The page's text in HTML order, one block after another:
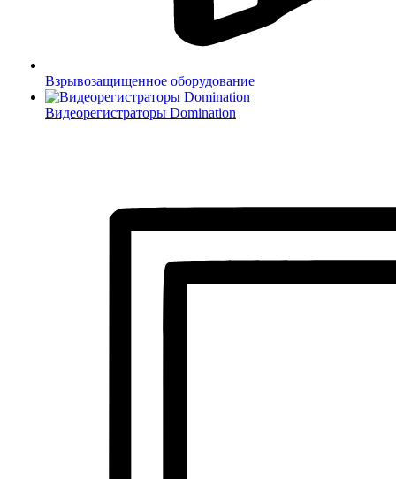
Взрывозащищенное оборудование
Видеорегистраторы Domination